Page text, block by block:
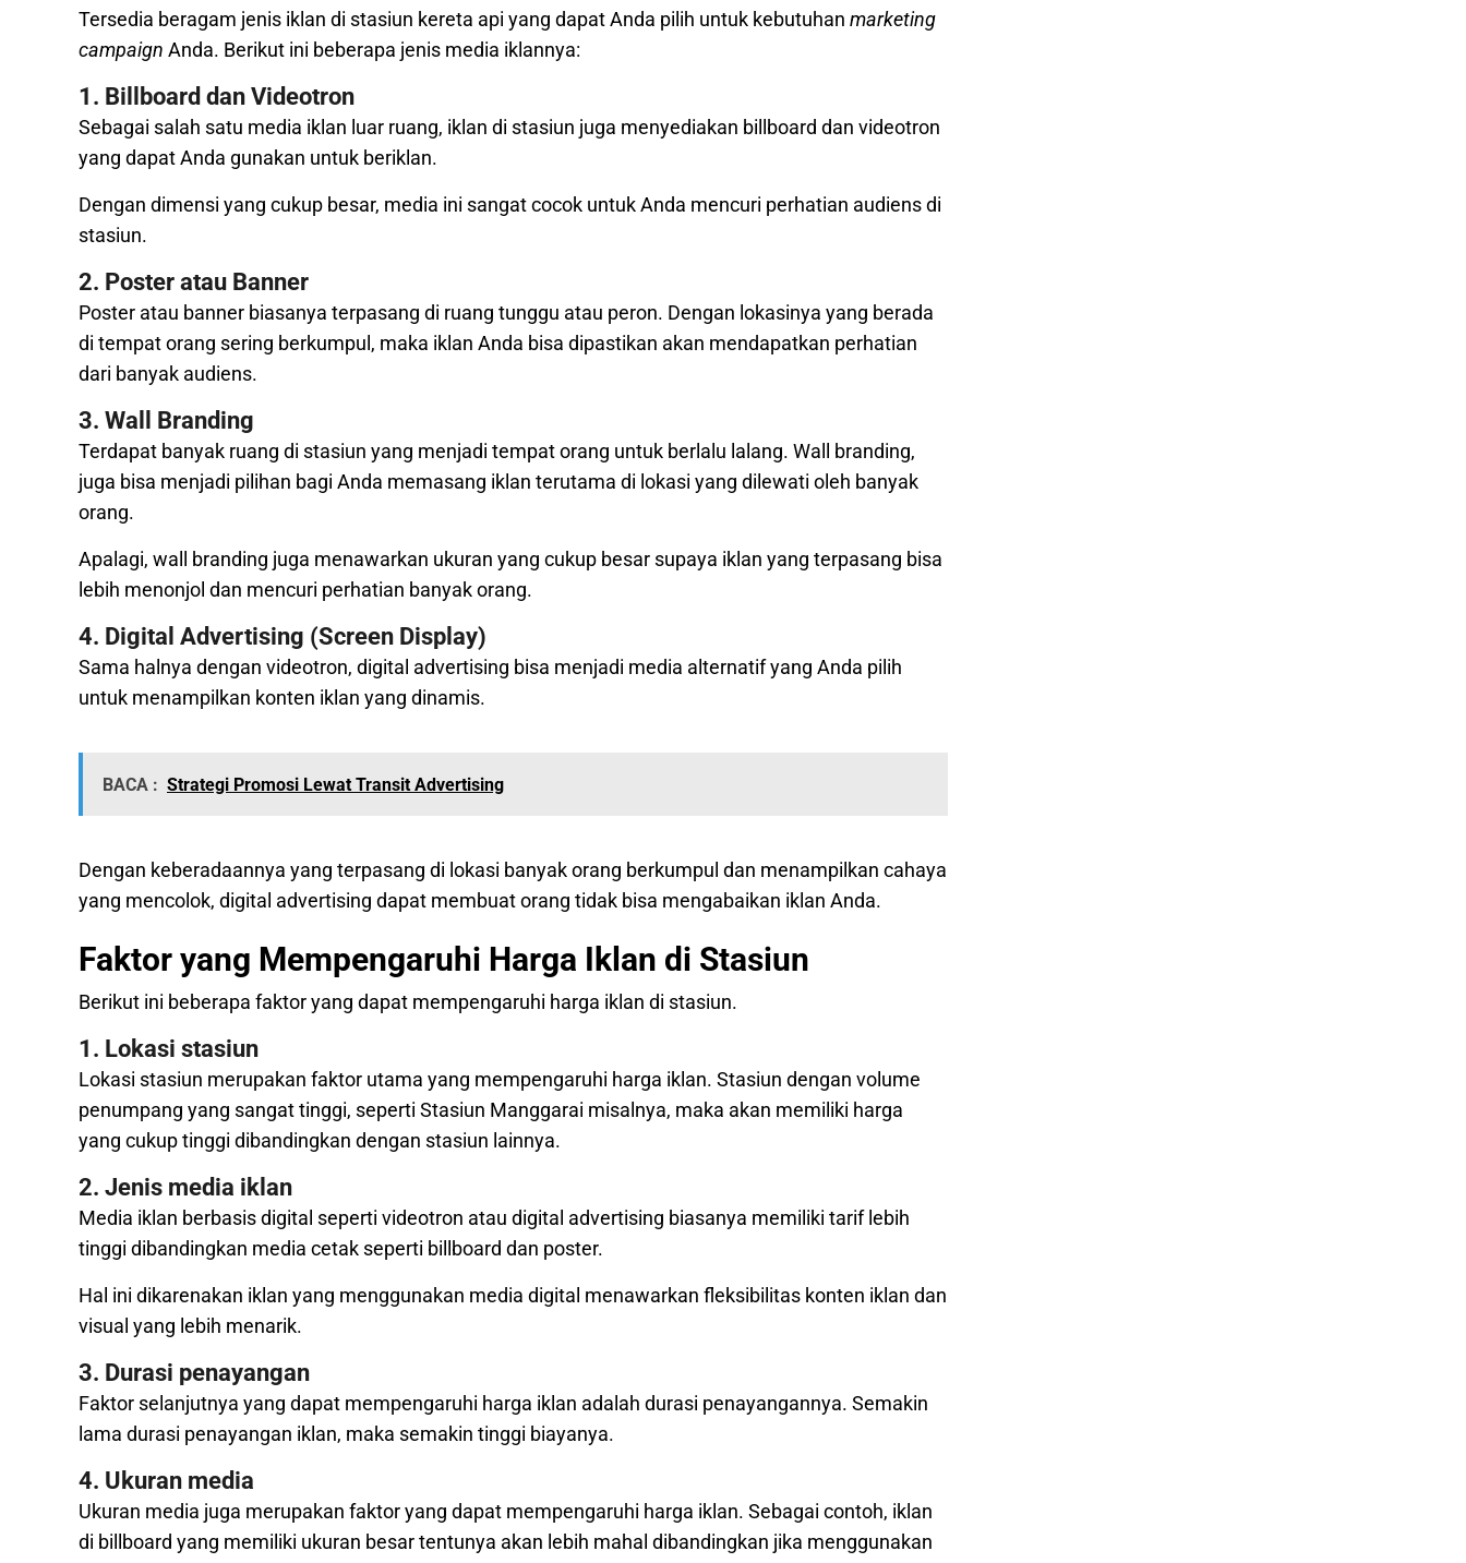
Tersedia beragam jenis iklan di stasiun kereta api yang dapat Anda pilih untuk kebutuhan marketing
campaign Anda. Berikut ini beberapa jenis media iklannya:
1. Billboard dan Videotron
Sebagai salah satu media iklan luar ruang, iklan di stasiun juga menyediakan billboard dan videotron
yang dapat Anda gunakan untuk beriklan.
Dengan dimensi yang cukup besar, media ini sangat cocok untuk Anda mencuri perhatian audiens di
stasiun.
2. Poster atau Banner
Poster atau banner biasanya terpasang di ruang tunggu atau peron. Dengan lokasinya yang berada
di tempat orang sering berkumpul, maka iklan Anda bisa dipastikan akan mendapatkan perhatian
dari banyak audiens.
3. Wall Branding
Terdapat banyak ruang di stasiun yang menjadi tempat orang untuk berlalu lalang. Wall branding,
juga bisa menjadi pilihan bagi Anda memasang iklan terutama di lokasi yang dilewati oleh banyak
orang.
Apalagi, wall branding juga menawarkan ukuran yang cukup besar supaya iklan yang terpasang bisa
lebih menonjol dan mencuri perhatian banyak orang.
4. Digital Advertising (Screen Display)
Sama halnya dengan videotron, digital advertising bisa menjadi media alternatif yang Anda pilih
untuk menampilkan konten iklan yang dinamis.
BACA : Strategi Promosi Lewat Transit Advertising
Dengan keberadaannya yang terpasang di lokasi banyak orang berkumpul dan menampilkan cahaya
yang mencolok, digital advertising dapat membuat orang tidak bisa mengabaikan iklan Anda.
Faktor yang Mempengaruhi Harga Iklan di Stasiun
Berikut ini beberapa faktor yang dapat mempengaruhi harga iklan di stasiun.
1. Lokasi stasiun
Lokasi stasiun merupakan faktor utama yang mempengaruhi harga iklan. Stasiun dengan volume
penumpang yang sangat tinggi, seperti Stasiun Manggarai misalnya, maka akan memiliki harga
yang cukup tinggi dibandingkan dengan stasiun lainnya.
2. Jenis media iklan
Media iklan berbasis digital seperti videotron atau digital advertising biasanya memiliki tarif lebih
tinggi dibandingkan media cetak seperti billboard dan poster.
Hal ini dikarenakan iklan yang menggunakan media digital menawarkan fleksibilitas konten iklan dan
visual yang lebih menarik.
3. Durasi penayangan
Faktor selanjutnya yang dapat mempengaruhi harga iklan adalah durasi penayangannya. Semakin
lama durasi penayangan iklan, maka semakin tinggi biayanya.
4. Ukuran media
Ukuran media juga merupakan faktor yang dapat mempengaruhi harga iklan. Sebagai contoh, iklan
di billboard yang memiliki ukuran besar tentunya akan lebih mahal dibandingkan jika menggunakan